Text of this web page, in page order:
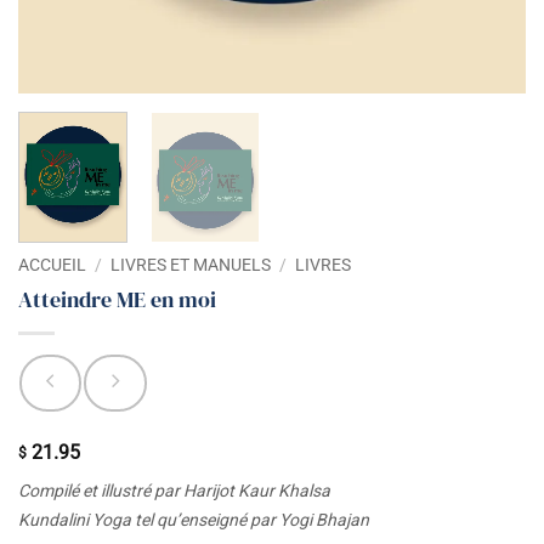
ACCUEIL / LIVRES ET MANUELS / LIVRES
Atteindre ME en moi
$ 21.95
Compilé et illustré par Harijot Kaur Khalsa
Kundalini Yoga tel qu’enseigné par Yogi Bhajan